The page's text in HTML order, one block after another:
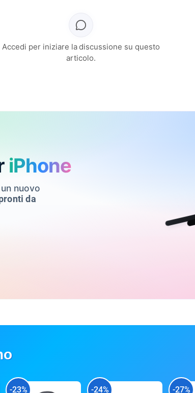
Accedi per iniziare la discussione su questo
articolo.
iPhone
nuovo
da
-23% -24% -27%